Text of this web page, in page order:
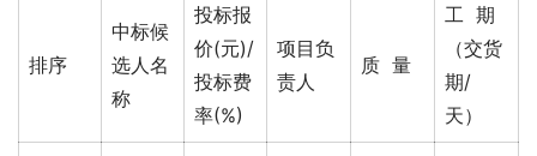
排序
中标候
选人名
称
投标报
价(元)/
投标费
率(%)
项目负
责人
质 量
工 期
（交货
期/
天）